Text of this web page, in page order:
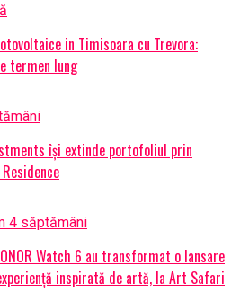
in Timisoara cu Trevora:
termen lung
își extinde portofoliul prin
4 săptămâni
Watch 6 au transformat o lansare
inspirată de artă, la Art Safari